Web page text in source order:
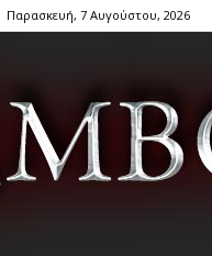
Παρασκευή, 7 Αυγούστου, 2026